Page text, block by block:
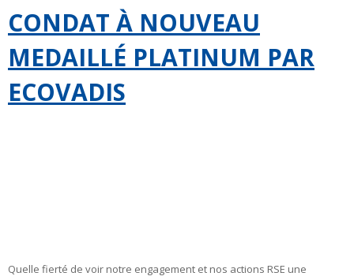
CONDAT À NOUVEAU
MEDAILLÉ PLATINUM PAR
ECOVADIS
Quelle fierté de voir notre engagement et nos actions RSE une